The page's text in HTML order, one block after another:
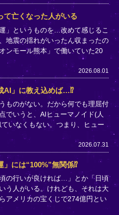
て亡くなった人がいる
」というものを…改めて感じるこ
地震の揺れがいったん収まったの
ンモール熊本」で働いていた20
2026.08.01
AI」に教え込めば…⁉
ものがない。だから何でも理屈付
でいうと、AIヒューマノイド(人
いなくもない。つまり、ヒュー
2026.07.31
」には“100%”無関係⁉
の行いが良ければ…」とか「日頃
う人がいる。けれども、それは大
アメリカの宝くじで274億円とい